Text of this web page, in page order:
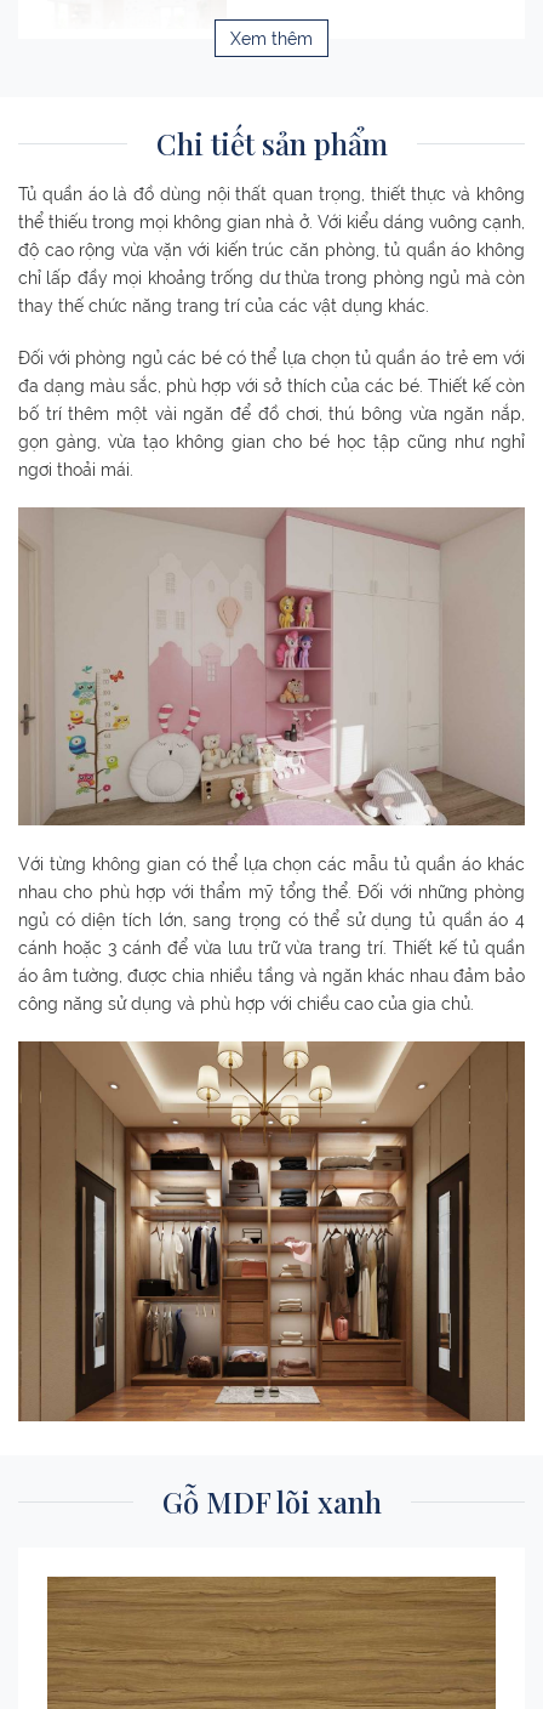
Phòng ngủ bố mẹ
Xem thêm
Chi tiết sản phẩm
Tủ quần áo là đồ dùng nội thất quan trọng, thiết thực và không
thể thiếu trong mọi không gian nhà ở. Với kiểu dáng vuông cạnh,
độ cao rộng vừa vặn với kiến trúc căn phòng, tủ quần áo không
chỉ lấp đầy mọi khoảng trống dư thừa trong phòng ngủ mà còn
thay thế chức năng trang trí của các vật dụng khác.
Đối với phòng ngủ các bé có thể lựa chọn tủ quần áo trẻ em với
đa dạng màu sắc, phù hợp với sở thích của các bé. Thiết kế còn
bố trí thêm một vài ngăn để đồ chơi, thú bông vừa ngăn nắp,
gọn gàng, vừa tạo không gian cho bé học tập cũng như nghỉ
ngơi thoải mái.
Với từng không gian có thể lựa chọn các mẫu tủ quần áo khác
nhau cho phù hợp với thẩm mỹ tổng thể. Đối với những phòng
ngủ có diện tích lớn, sang trọng có thể sử dụng tủ quần áo 4
cánh hoặc 3 cánh để vừa lưu trữ vừa trang trí. Thiết kế tủ quần
áo âm tường, được chia nhiều tầng và ngăn khác nhau đảm bảo
công năng sử dụng và phù hợp với chiều cao của gia chủ.
Gỗ MDF lõi xanh